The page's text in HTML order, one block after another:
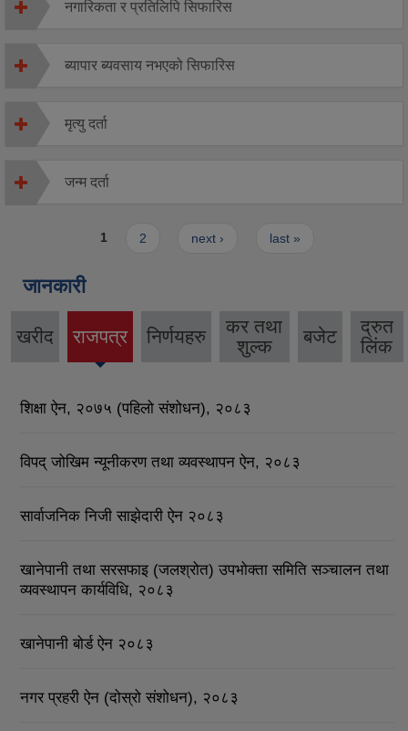
नगारिकता र प्रतिलिपि सिफारिस
ब्यापार ब्यवसाय नभएको सिफारिस
मृत्यु दर्ता
जन्म दर्ता
1 2 next › last »
जानकारी
खरीद राजपत्र
(active
tab)
निर्णयहरु
कर तथा
शुल्क
बजेट
द्रुत
लिंक
शिक्षा ऐन, २०७५ (पहिलो संशोधन), २०८३
विपद् जोखिम न्यूनीकरण तथा व्यवस्थापन ऐन, २०८३
सार्वाजनिक निजी साझेदारी ऐन २०८३
खानेपानी तथा सरसफाइ (जलश्रोत) उपभोक्ता समिति सञ्चालन तथा
व्यवस्थापन कार्यविधि, २०८३
खानेपानी बोर्ड ऐन २०८३
नगर प्रहरी ऐन (दोस्रो संशोधन), २०८३